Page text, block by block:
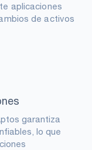
aplicaciones
de activos
garantiza
lo que